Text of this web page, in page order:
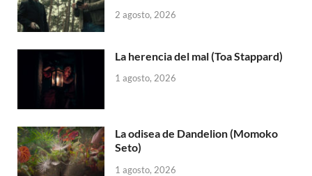
2 agosto, 2026
La herencia del mal (Toa Stappard)
1 agosto, 2026
La odisea de Dandelion (Momoko
Seto)
1 agosto, 2026